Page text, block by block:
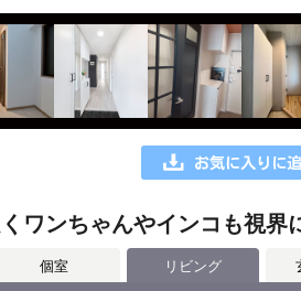
ワンちゃんやインコも視界
個室 リビング